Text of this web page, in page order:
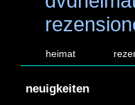
heimat
neuigkeiten